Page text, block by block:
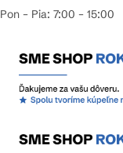
Pon – Pia: 7:00 – 15:00